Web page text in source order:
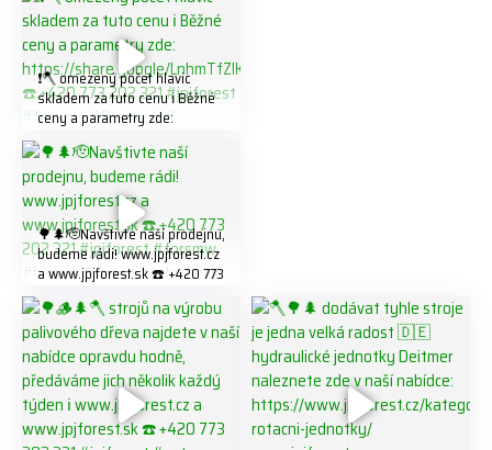
❗️🪓 omezený počet hlavic
skladem za tuto cenu ℹ️ Běžné
ceny a parametry zde:
https://share.google/LnhmTfZl
K8W5t7i6o ☎️ +420 773 202
321 #jpjforest #forsmw
#firewood #
🌳🌲🫡Navštivte naší prodejnu,
budeme rádi! www.jpjforest.cz
a www.jpjforest.sk ☎️ +420 773
202 321 #jpjforest #forsmw
#biojack #regon #vahvajussi